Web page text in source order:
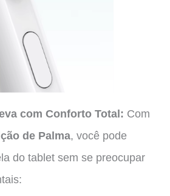
com Conforto Total: Com
de Palma, você pode
do tablet sem se preocupar